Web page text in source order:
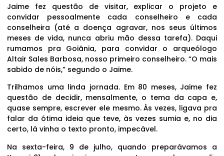
Jaime fez questão de visitar, explicar o projeto e
convidar pessoalmente cada conselheiro e cada
conselheira (até a doença agravar, nos seus últimos
meses de vida, nunca abriu mão dessa tarefa). Daqui
rumamos pra Goiânia, para convidar o arqueólogo
Altair Sales Barbosa, nosso primeiro conselheiro. “O mais
sabido de nóis,” segundo o Jaime.
Trilhamos uma linda jornada. Em 80 meses, Jaime fez
questão de decidir, mensalmente, o tema da capa e,
quase sempre, escrever ele mesmo. Às vezes, ligava pra
falar da ótima ideia que teve, às vezes sumia e, no dia
certo, lá vinha o texto pronto, impecável.
Na sexta-feira, 9 de julho, quando preparávamos a